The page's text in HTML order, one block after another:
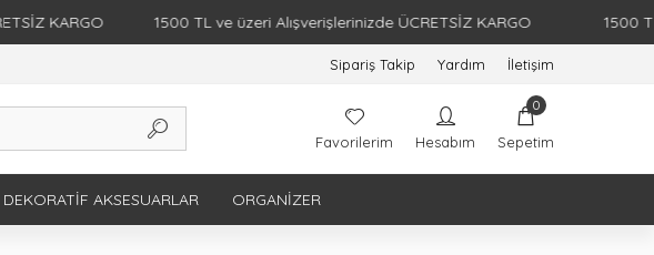
KARGO 1500 TL ve üzeri Alışverişlerinizde ÜCRETSİZ KARGO 1500 TL
Sipariş Takip Yardım İletişim
Favorilerim Hesabım
0
Sepetim
DEKORATIF AKSESUARLAR ORGANIZER